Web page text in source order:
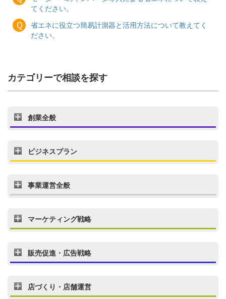
てください。
Ｑ
省エネに役立つ簡易計測器と活用方法について教えてく
ださい。
カテゴリーで相談を探す
創業全般
ビジネスプラン
事業運営全般
マーケティング戦略
販売促進・広告戦略
店づくり・店舗運営